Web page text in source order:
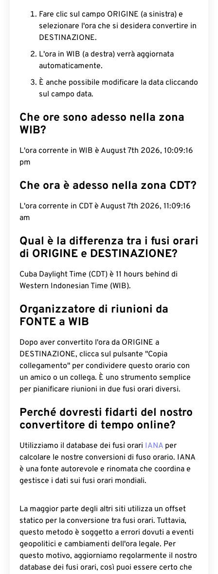
Fare clic sul campo ORIGINE (a sinistra) e
selezionare l'ora che si desidera convertire in
DESTINAZIONE.
L'ora in WIB (a destra) verrà aggiornata
automaticamente.
È anche possibile modificare la data cliccando
sul campo data.
Che ore sono adesso nella zona
WIB?
L'ora corrente in WIB è August 7th 2026, 10:09:17
pm
Che ora è adesso nella zona CDT?
L'ora corrente in CDT è August 7th 2026, 11:09:17
am
Qual è la differenza tra i fusi orari
di ORIGINE e DESTINAZIONE?
Cuba Daylight Time (CDT) è 11 hours behind di
Western Indonesian Time (WIB).
Organizzatore di riunioni da
FONTE a WIB
Dopo aver convertito l'ora da ORIGINE a
DESTINAZIONE, clicca sul pulsante "Copia
collegamento" per condividere questo orario con
un amico o un collega. È uno strumento semplice
per pianificare riunioni in due fusi orari diversi.
Perché dovresti fidarti del nostro
convertitore di tempo online?
Utilizziamo il database dei fusi orari IANA per
calcolare le nostre conversioni di fuso orario. IANA
è una fonte autorevole e rinomata che coordina e
gestisce i dati sui fusi orari mondiali.
La maggior parte degli altri siti utilizza un offset
statico per la conversione tra fusi orari. Tuttavia,
questo metodo è soggetto a errori dovuti a eventi
geopolitici e cambiamenti dell'ora legale. Per
questo motivo, aggiorniamo regolarmente il nostro
database dei fusi orari, così puoi essere certo che